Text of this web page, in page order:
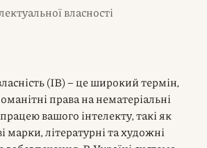
власності
(ІВ) – це широкий термін,
права на нематеріальні
вашого інтелекту, такі як
марки, літературні та художні